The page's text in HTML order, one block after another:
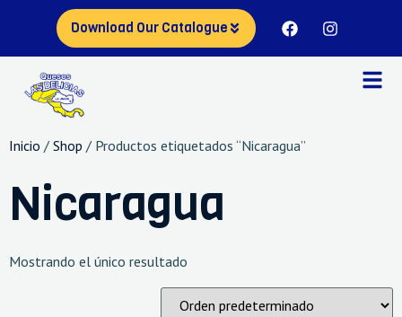
Download Our Catalogue
Inicio / Shop / Productos etiquetados “Nicaragua”
Nicaragua
Mostrando el único resultado